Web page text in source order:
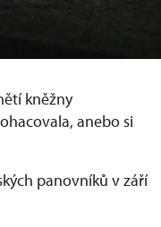
kněžny
anebo si
panovníků v září